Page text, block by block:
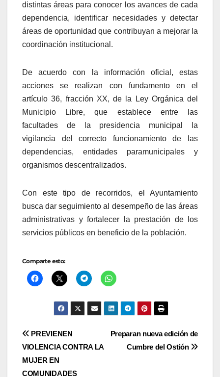
distintas áreas para conocer los avances de cada
dependencia, identificar necesidades y detectar
áreas de oportunidad que contribuyan a mejorar la
coordinación institucional.
De acuerdo con la información oficial, estas
acciones se realizan con fundamento en el
artículo 36, fracción XX, de la Ley Orgánica del
Municipio Libre, que establece entre las
facultades de la presidencia municipal la
vigilancia del correcto funcionamiento de las
dependencias, entidades paramunicipales y
organismos descentralizados.
Con este tipo de recorridos, el Ayuntamiento
busca dar seguimiento al desempeño de las áreas
administrativas y fortalecer la prestación de los
servicios públicos en beneficio de la población.
Comparte esto:
Navegación
de
Preparan nueva edición de
Cumbre del Ostión
PREVIENEN
VIOLENCIA CONTRA LA
MUJER EN
COMUNIDADES